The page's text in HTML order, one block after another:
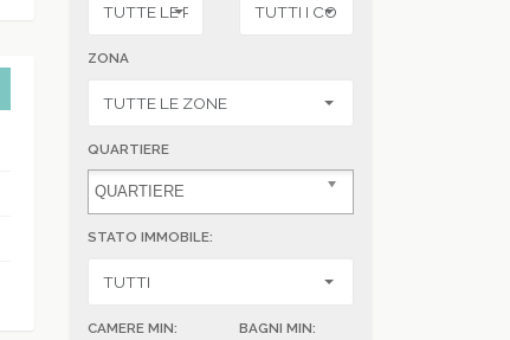
ZONA
QUARTIERE
STATO IMMOBILE:
CAMERE MIN: BAGNI MIN: